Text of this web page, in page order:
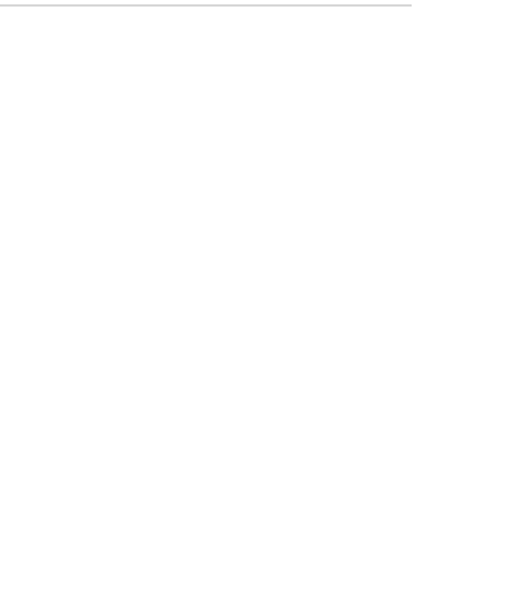
Jun 24, 2026 / 09:53